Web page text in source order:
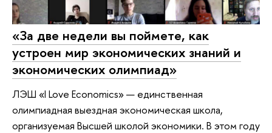
«За две недели вы поймете, как
устроен мир экономических знаний и
экономических олимпиад»
ЛЭШ «I Love Economics» — единственная
олимпиадная выездная экономическая школа,
организуемая Высшей школой экономики. В этом году